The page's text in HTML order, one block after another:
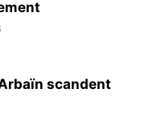
scandent